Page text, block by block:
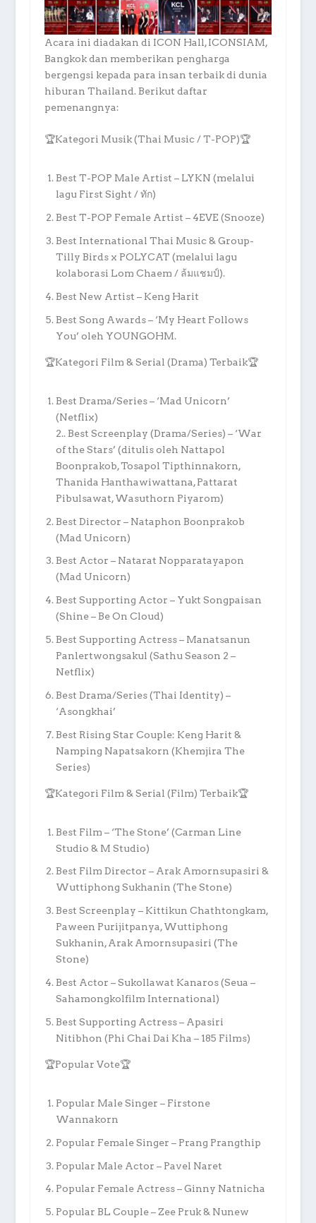
Acara ini diadakan di ICON Hall, ICONSIAM,
Bangkok dan memberikan pengharga
bergengsi kepada para insan terbaik di dunia
hiburan Thailand. Berikut daftar
pemenangnya:
🏆Kategori Musik (Thai Music / T-POP)🏆
Best T-POP Male Artist – LYKN (melalui
lagu First Sight / ทัก)
Best T-POP Female Artist – 4EVE (Snooze)
Best International Thai Music & Group-
Tilly Birds x POLYCAT (melalui lagu
kolaborasi Lom Chaem / ล้มแชมป์).
Best New Artist – Keng Harit
Best Song Awards – ‘My Heart Follows
You’ oleh YOUNGOHM.
🏆Kategori Film & Serial (Drama) Terbaik🏆
Best Drama/Series – ‘Mad Unicorn’
(Netflix)
2.. Best Screenplay (Drama/Series) – ‘War
of the Stars’ (ditulis oleh Nattapol
Boonprakob, Tosapol Tipthinnakorn,
Thanida Hanthawiwattana, Pattarat
Pibulsawat, Wasuthorn Piyarom)
Best Director – Nataphon Boonprakob
(Mad Unicorn)
Best Actor – Natarat Nopparatayapon
(Mad Unicorn)
Best Supporting Actor – Yukt Songpaisan
(Shine – Be On Cloud)
Best Supporting Actress – Manatsanun
Panlertwongsakul (Sathu Season 2 –
Netflix)
Best Drama/Series (Thai Identity) –
‘Asongkhai’
Best Rising Star Couple: Keng Harit &
Namping Napatsakorn (Khemjira The
Series)
🏆Kategori Film & Serial (Film) Terbaik🏆
Best Film – ‘The Stone’ (Carman Line
Studio & M Studio)
Best Film Director – Arak Amornsupasiri &
Wuttiphong Sukhanin (The Stone)
Best Screenplay – Kittikun Chathtongkam,
Paween Purijitpanya, Wuttiphong
Sukhanin, Arak Amornsupasiri (The
Stone)
Best Actor – Sukollawat Kanaros (Seua –
Sahamongkolfilm International)
Best Supporting Actress – Apasiri
Nitibhon (Phi Chai Dai Kha – 185 Films)
🏆Popular Vote🏆
Popular Male Singer – Firstone
Wannakorn
Popular Female Singer – Prang Prangthip
Popular Male Actor – Pavel Naret
Popular Female Actress – Ginny Natnicha
Popular BL Couple – Zee Pruk & Nunew